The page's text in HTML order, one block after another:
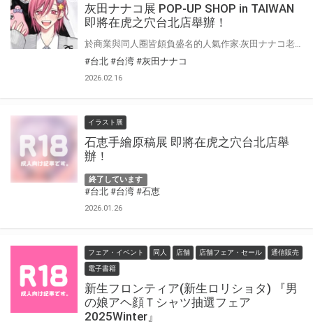
灰田ナナコ展 POP-UP SHOP in TAIWAN
即將在虎之穴台北店舉辦！
#台北 #台湾 #灰田ナナコ
2026.02.16
イラスト展
石恵手繪原稿展 即將在虎之穴台北店舉
辦！
終了しています
#台北 #台湾 #石恵
2026.01.26
フェア・イベント 同人 店舗 店舗フェア・セール 通信販売
電子書籍
新生フロンティア(新生ロリショタ) 『男
の娘アヘ顔Ｔシャツ抽選フェア
2025Winter』